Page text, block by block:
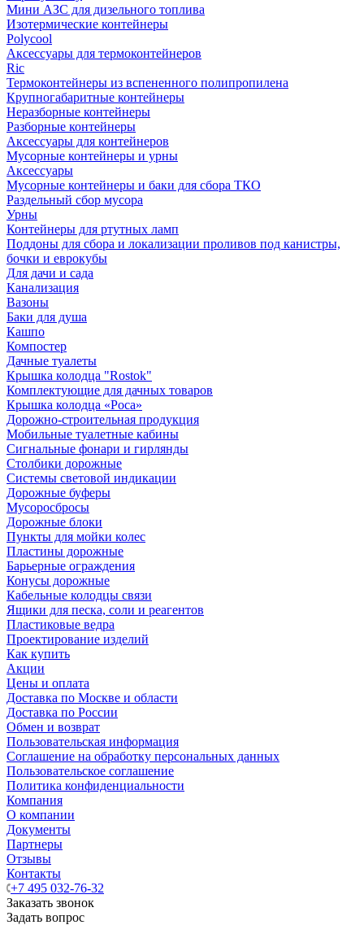
Мини АЗС для дизельного топлива
Изотермические контейнеры
Polycool
Аксессуары для термоконтейнеров
Ric
Термоконтейнеры из вспененного полипропилена
Крупногабаритные контейнеры
Неразборные контейнеры
Разборные контейнеры
Аксессуары для контейнеров
Мусорные контейнеры и урны
Аксессуары
Мусорные контейнеры и баки для сбора ТКО
Раздельный сбор мусора
Урны
Контейнеры для ртутных ламп
Поддоны для сбора и локализации проливов под канистры,
бочки и еврокубы
Для дачи и сада
Канализация
Вазоны
Баки для душа
Кашпо
Компостер
Дачные туалеты
Крышка колодца "Rostok"
Комплектующие для дачных товаров
Крышка колодца «Роса»
Дорожно-строительная продукция
Мобильные туалетные кабины
Сигнальные фонари и гирлянды
Столбики дорожные
Системы световой индикации
Дорожные буферы
Мусоросбросы
Дорожные блоки
Пункты для мойки колес
Пластины дорожные
Барьерные ограждения
Конусы дорожные
Кабельные колодцы связи
Ящики для песка, соли и реагентов
Пластиковые ведра
Проектирование изделий
Как купить
Акции
Цены и оплата
Доставка по Москве и области
Доставка по России
Обмен и возврат
Пользовательская информация
Соглашение на обработку персональных данных
Пользовательское соглашение
Политика конфиденциальности
Компания
О компании
Документы
Партнеры
Отзывы
Контакты
+7 495 032-76-32
Заказать звонок
Задать вопрос